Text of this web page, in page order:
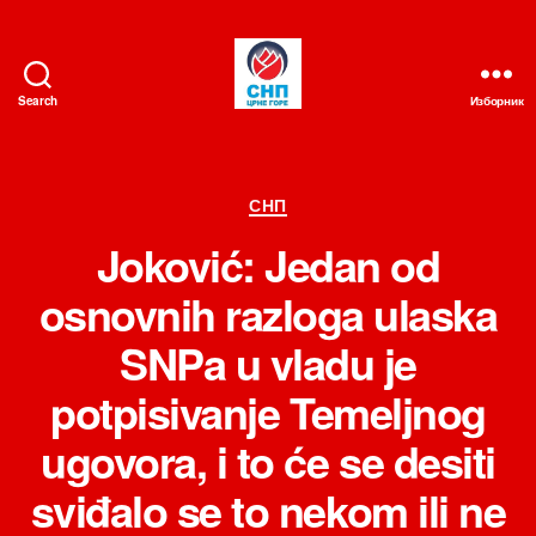
Search Изборник
Категорије
СНП
Joković: Jedan od
osnovnih razloga ulaska
SNPa u vladu je
potpisivanje Temeljnog
ugovora, i to će se desiti
sviđalo se to nekom ili ne